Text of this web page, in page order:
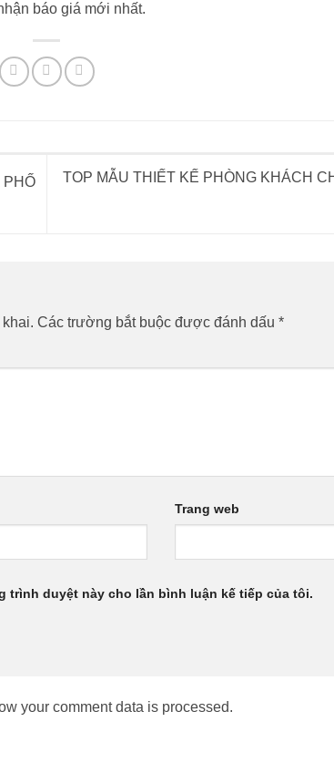
báo giá mới nhất.
PHỐ
TOP MẪU THIẾT KẾ PHÒNG KHÁCH
Các trường bắt buộc được đánh dấu *
Trang web
trình duyệt này cho lần bình luận kế tiếp của tôi.
your comment data is processed.